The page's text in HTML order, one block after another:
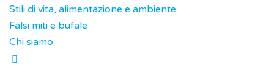
Stili di vita, alimentazione e ambiente
Falsi miti e bufale
Chi siamo